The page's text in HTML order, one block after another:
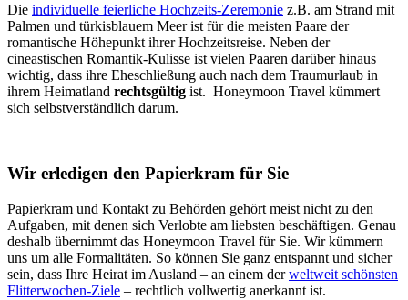
Die individuelle feierliche Hochzeits-Zeremonie z.B. am Strand mit
Palmen und türkisblauem Meer ist für die meisten Paare der
romantische Höhepunkt ihrer Hochzeitsreise. Neben der
cineastischen Romantik-Kulisse ist vielen Paaren darüber hinaus
wichtig, dass ihre Eheschließung auch nach dem Traumurlaub in
ihrem Heimatland rechtsgültig ist. Honeymoon Travel kümmert
sich selbstverständlich darum.
Wir erledigen den Papierkram für Sie
Papierkram und Kontakt zu Behörden gehört meist nicht zu den
Aufgaben, mit denen sich Verlobte am liebsten beschäftigen. Genau
deshalb übernimmt das Honeymoon Travel für Sie. Wir kümmern
uns um alle Formalitäten. So können Sie ganz entspannt und sicher
sein, dass Ihre Heirat im Ausland – an einem derweltweit schönsten
Flitterwochen-Ziele – rechtlich vollwertig anerkannt ist.